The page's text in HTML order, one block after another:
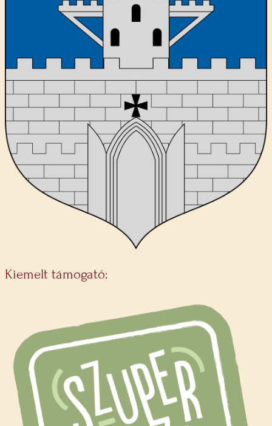
Kiemelt támogató: